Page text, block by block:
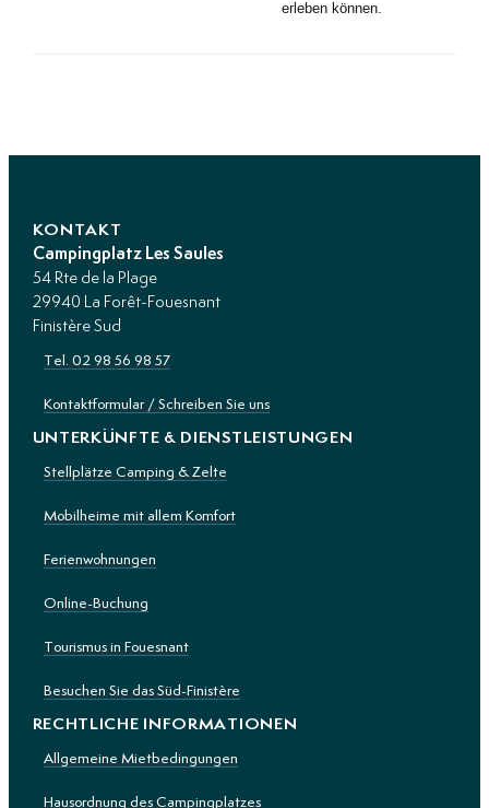
erleben können.
KONTAKT
Campingplatz Les Saules
54 Rte de la Plage
29940 La Forêt-Fouesnant
Finistère Sud
Tel. 02 98 56 98 57
Kontaktformular / Schreiben Sie uns
UNTERKÜNFTE & DIENSTLEISTUNGEN
Stellplätze Camping & Zelte
Mobilheime mit allem Komfort
Ferienwohnungen
Online-Buchung
Tourismus in Fouesnant
Besuchen Sie das Süd-Finistère
RECHTLICHE INFORMATIONEN
Allgemeine Mietbedingungen
Hausordnung des Campingplatzes